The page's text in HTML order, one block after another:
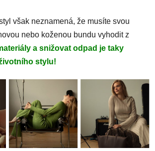
však neznamená, že musíte svou
nebo koženou bundu vyhodit z
a snižovat odpad je taky
stylu!